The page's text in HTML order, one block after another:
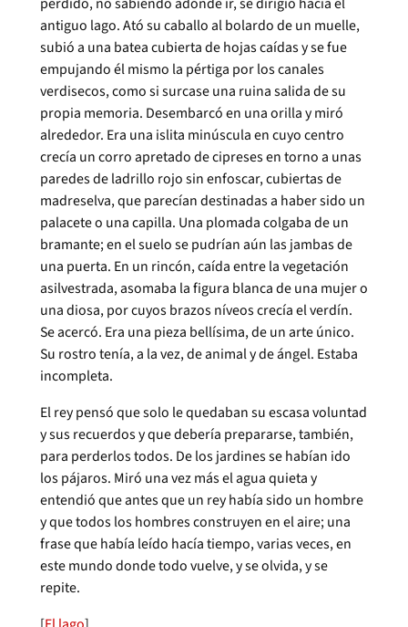
antiguo lago. Ató su caballo al bolardo de un muelle,
subió a una batea cubierta de hojas caídas y se fue
empujando él mismo la pértiga por los canales
verdisecos, como si surcase una ruina salida de su
propia memoria. Desembarcó en una orilla y miró
alrededor. Era una islita minúscula en cuyo centro
crecía un corro apretado de cipreses en torno a unas
paredes de ladrillo rojo sin enfoscar, cubiertas de
madreselva, que parecían destinadas a haber sido un
palacete o una capilla. Una plomada colgaba de un
bramante; en el suelo se pudrían aún las jambas de
una puerta. En un rincón, caída entre la vegetación
asilvestrada, asomaba la figura blanca de una mujer o
una diosa, por cuyos brazos níveos crecía el verdín.
Se acercó. Era una pieza bellísima, de un arte único.
Su rostro tenía, a la vez, de animal y de ángel. Estaba
incompleta.
El rey pensó que solo le quedaban su escasa voluntad
y sus recuerdos y que debería prepararse, también,
para perderlos todos. De los jardines se habían ido
los pájaros. Miró una vez más el agua quieta y
entendió que antes que un rey había sido un hombre
y que todos los hombres construyen en el aire; una
frase que había leído hacía tiempo, varias veces, en
este mundo donde todo vuelve, y se olvida, y se
repite.